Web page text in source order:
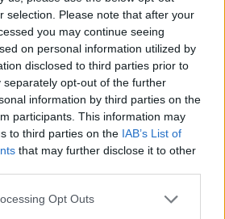
selection. Please note that after your
you may continue seeing
on personal information utilized by
disclosed to third parties prior to
separately opt-out of the further
information by third parties on the
participants. This information may
to third parties on the IAB’s List of
that may further disclose it to other
app uses one or more Google
Opt Outs
értesülj a friss hírekről a